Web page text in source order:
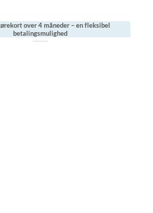
over 4 måneder – en fleksibel
betalingsmulighed